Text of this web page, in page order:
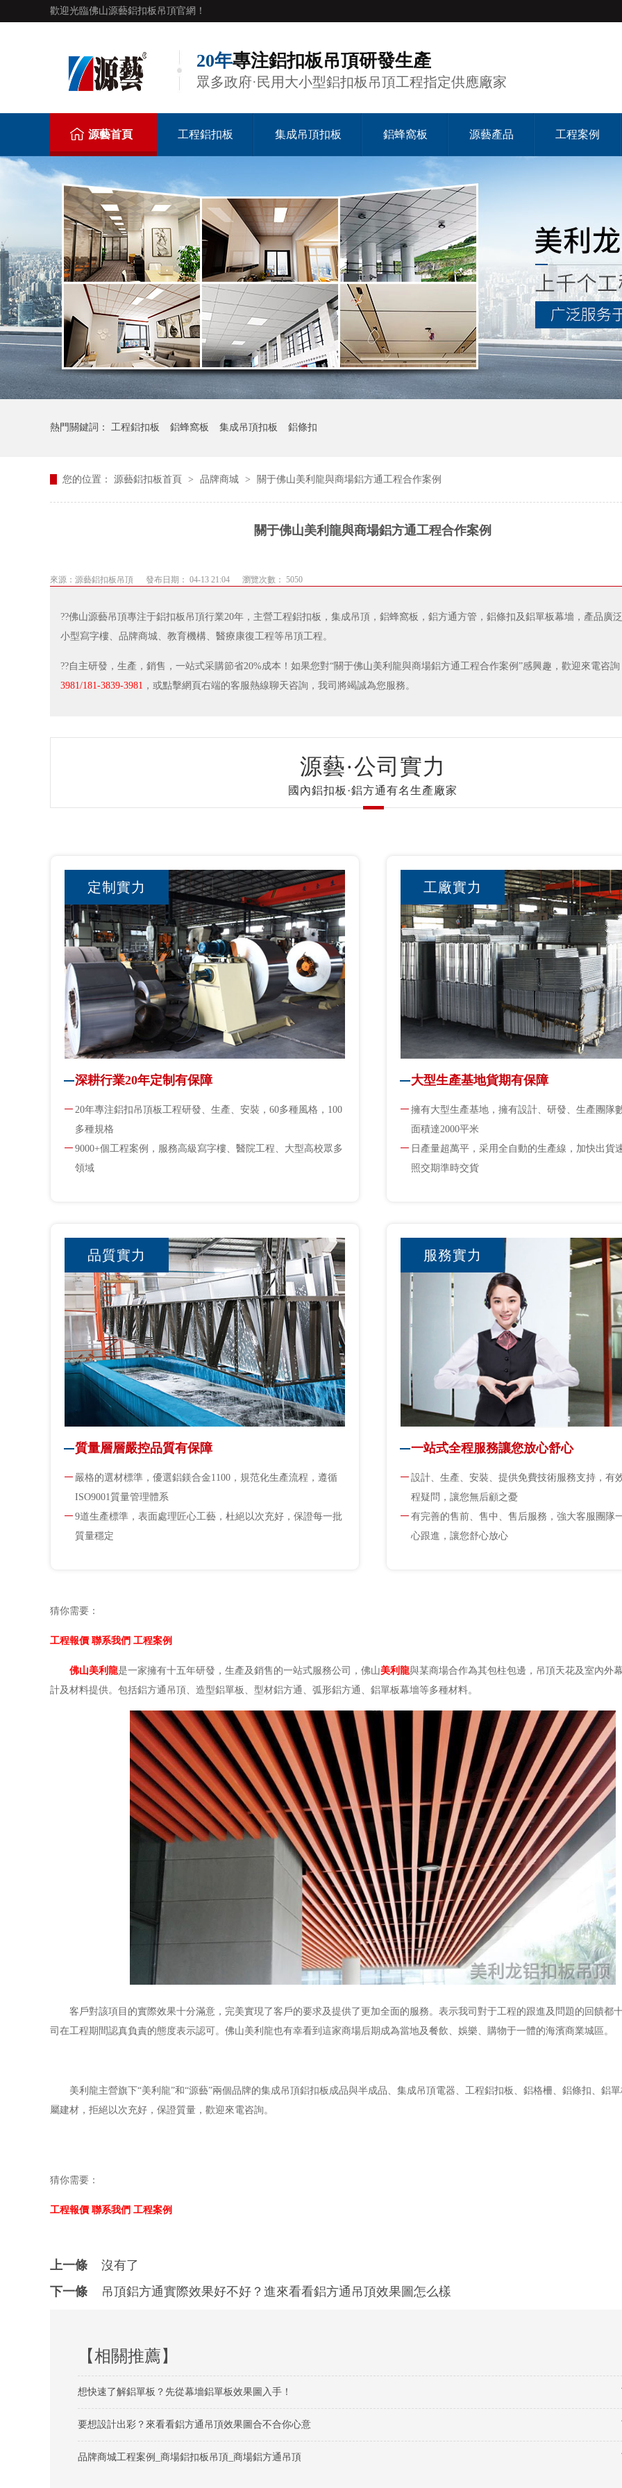
歡迎光臨佛山源藝鋁扣板吊頂官網！
20年專注鋁扣板吊頂研發生產
眾多政府·民用大小型鋁扣板吊頂工程指定供應廠家
源藝首頁 工程鋁扣板 集成吊頂扣板 鋁蜂窩板 源藝產品 工程案例
熱門關鍵詞： 工程鋁扣板 鋁蜂窩板 集成吊頂扣板 鋁條扣
您的位置： 源藝鋁扣板首頁 > 品牌商城 > 關于佛山美利龍與商場鋁方通工程合作案例
關于佛山美利龍與商場鋁方通工程合作案例
來源： 源藝鋁扣板吊頂 發布日期： 04-13 21:04 瀏覽次數： 5050
??佛山源藝吊頂專注于鋁扣板吊頂行業20年，主營工程鋁扣板，集成吊頂，鋁蜂窩板，鋁方通方管，鋁條扣及鋁單板幕墻，產品廣
小型寫字樓、品牌商城、教育機構、醫療康復工程等吊頂工程。
??自主研發，生產，銷售，一站式采購節省20%成本！如果您對“關于佛山美利龍與商場鋁方通工程合作案例”感興趣，歡迎來電咨詢
3981/181-3839-3981 ，或點擊網頁右端的客服熱線聊天咨詢，我司將竭誠為您服務。
源藝·公司實力
國內鋁扣板·鋁方通有名生產廠家
定制實力
深耕行業20年定制有保障
20年專注鋁扣吊頂板工程研發、生產、安裝，60多種風格，100
多種規格
9000+個工程案例，服務高級寫字樓、醫院工程、大型高校眾多
領域
工廠實力
大型生產基地貨期有保障
擁有大型生產基地，擁有設計、研發、生產團隊
面積達2000平米
日產量超萬平，采用全自動的生產線，加快出貨
照交期準時交貨
品質實力
質量層層嚴控品質有保障
嚴格的選材標準，優選鋁鎂合金1100，規范化生產流程，遵循
ISO9001質量管理體系
9道生產標準，表面處理匠心工藝，杜絕以次充好，保證每一批
質量穩定
服務實力
一站式全程服務讓您放心舒心
設計、生產、安裝、提供免費技術服務支持，有
程疑問，讓您無后顧之憂
有完善的售前、售中、售后服務，強大客服團隊
心跟進，讓您舒心放心
猜你需要：
工程報價 聯系我們 工程案例
佛山美利龍是一家擁有十五年研發，生產及銷售的一站式服務公司，佛山美利龍與某商場合作為其包柱包邊，吊頂天花及室內外
計及材料提供。包括鋁方通吊頂、造型鋁單板、型材鋁方通、弧形鋁方通、鋁單板幕墻等多種材料。
客戶對該項目的實際效果十分滿意，完美實現了客戶的要求及提供了更加全面的服務。表示我司對于工程的跟進及問題的回饋都
司在工程期間認真負責的態度表示認可。佛山美利龍也有幸看到這家商場后期成為當地及餐飲、娛樂、購物于一體的海濱商業城區。
美利龍主營旗下“美利龍”和“源藝”兩個品牌的集成吊頂鋁扣板成品與半成品、集成吊頂電器、工程鋁扣板、鋁格柵、鋁條扣、鋁
屬建材，拒絕以次充好，保證質量，歡迎來電咨詢。
猜你需要：
工程報價 聯系我們 工程案例
上一條
沒有了
下一條
吊頂鋁方通實際效果好不好？進來看看鋁方通吊頂效果圖怎么樣
【相關推薦】
想快速了解鋁單板？先從幕墻鋁單板效果圖入手！
要想設計出彩？來看看鋁方通吊頂效果圖合不合你心意
品牌商城工程案例_商場鋁扣板吊頂_商場鋁方通吊頂